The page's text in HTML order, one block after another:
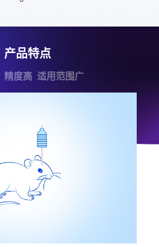
产品特点
精度高 适用范围广